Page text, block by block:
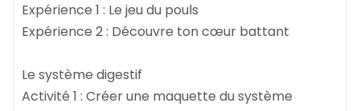
Expérience 1 : Le jeu du pouls
Expérience 2 : Découvre ton cœur battant
Le système digestif
Activité 1 : Créer une maquette du système